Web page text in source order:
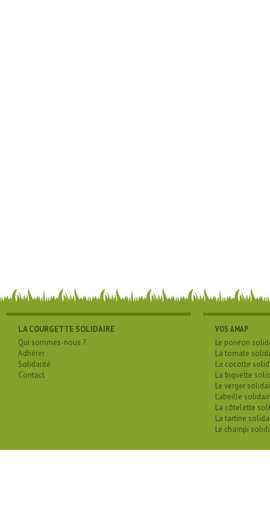
LA COURGETTE SOLIDAIRE
Qui sommes-nous ?
Adhérer
Solidarité
Contact
VOS AMAP
Le poivron
La tomate
La cocotte
La biquette
Le verger
L'abeille
La côtelette
La tartine
Le champi